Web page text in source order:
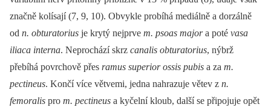
značně kolísají (7, 9, 10). Obvykle probíhá mediálně a dorzálně
od n. obturatorius je krytý nejprve m. psoas majora poté vasa
iliaca interna. Neprochází skrz canalis obturatorius, nýbrž
přebíhá povrchově přes ramus superior ossis pubis a za m.
pectineus. Končí více větvemi, jedna nahrazuje větev z n.
femoralis pro m. pectineus a kyčelní kloub, další se připojuje opět